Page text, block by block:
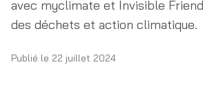
avec myclimate et Invisible
des déchets et action climatique.
Publié le 22 juillet 2024